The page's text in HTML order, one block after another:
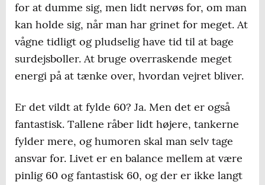
for at dumme sig, men lidt nervøs for, om man
kan holde sig, når man har grinet for meget. At
vågne tidligt og pludselig have tid til at bage
surdejsboller. At bruge overraskende meget
energi på at tænke over, hvordan vejret bliver.
Er det vildt at fylde 60? Ja. Men det er også
fantastisk. Tallene råber lidt højere, tankerne
fylder mere, og humoren skal man selv tage
ansvar for. Livet er en balance mellem at være
pinlig 60 og fantastisk 60, og der er ikke langt